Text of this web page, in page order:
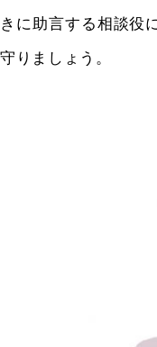
きに助言する相談役
守りましょう。